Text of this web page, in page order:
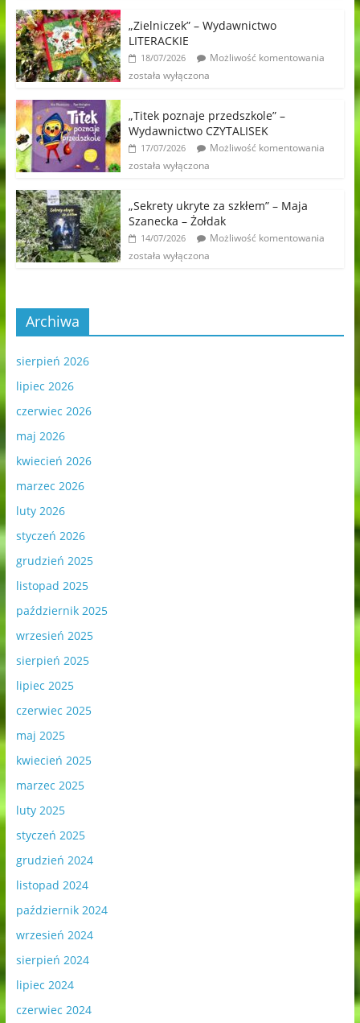
„Zielniczek” – Wydawnictwo
LITERACKIE
18/07/2026
Możliwość komentowania
została wyłączona
„Titek poznaje przedszkole” –
Wydawnictwo CZYTALISEK
17/07/2026
Możliwość komentowania
została wyłączona
„Sekrety ukryte za szkłem” – Maja
Szanecka – Żołdak
14/07/2026
Możliwość komentowania
została wyłączona
Archiwa
sierpień 2026
lipiec 2026
czerwiec 2026
maj 2026
kwiecień 2026
marzec 2026
luty 2026
styczeń 2026
grudzień 2025
listopad 2025
październik 2025
wrzesień 2025
sierpień 2025
lipiec 2025
czerwiec 2025
maj 2025
kwiecień 2025
marzec 2025
luty 2025
styczeń 2025
grudzień 2024
listopad 2024
październik 2024
wrzesień 2024
sierpień 2024
lipiec 2024
czerwiec 2024